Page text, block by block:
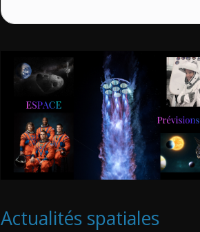
Actualités spatiales